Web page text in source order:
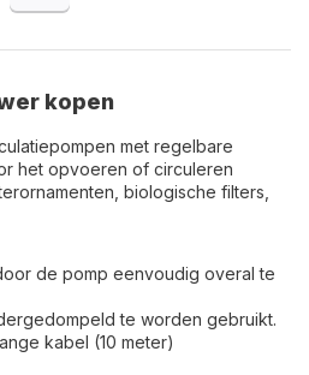
kopen
met regelbare
het opvoeren of circuleren
biologische filters,
de pomp eenvoudig overal te
te worden gebruikt.
kabel (10 meter)